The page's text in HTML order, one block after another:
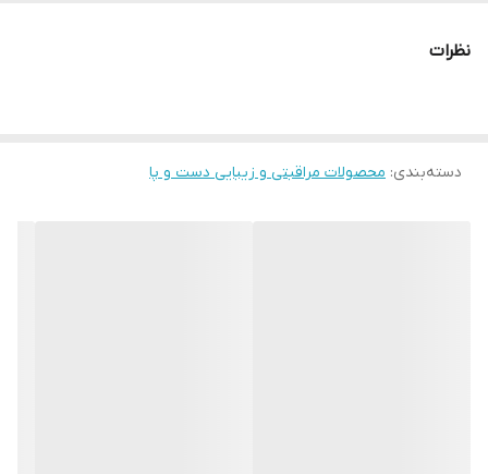
نظرات
دسته‌بندی: محصولات مراقبتی و زیبایی دست و پا